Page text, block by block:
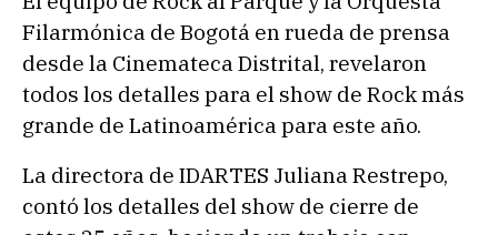
Filarmónica de Bogotá en rueda de prensa
desde la Cinemateca Distrital, revelaron
todos los detalles para el show de Rock más
grande de Latinoamérica para este año.
La directora de IDARTES Juliana Restrepo,
contó los detalles del show de cierre de